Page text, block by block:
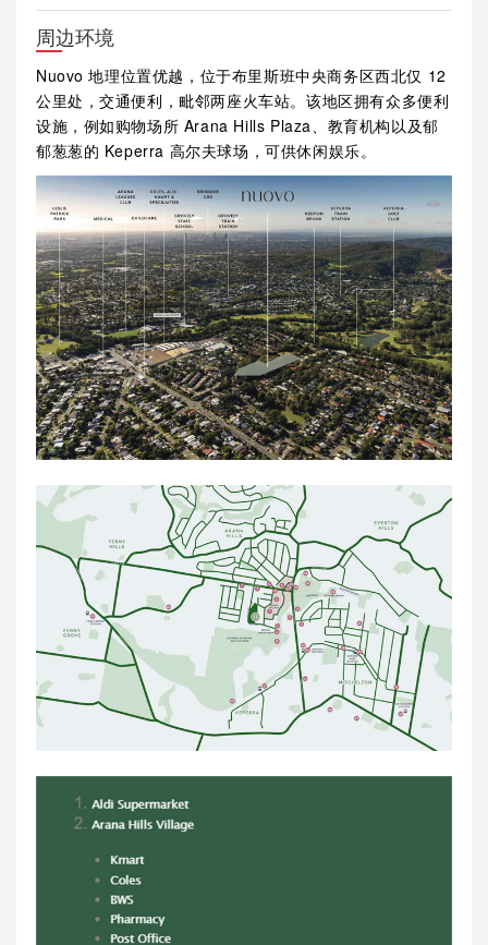
周边环境
Nuovo 地理位置优越，位于布里斯班中央商务区西北仅 12
公里处，交通便利，毗邻两座火车站。该地区拥有众多便利
设施，例如购物场所 Arana Hills Plaza、教育机构以及郁
郁葱葱的 Keperra 高尔夫球场，可供休闲娱乐。